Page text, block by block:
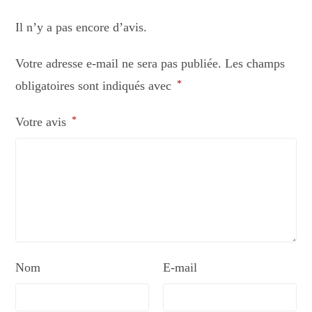
Il n’y a pas encore d’avis.
Votre adresse e-mail ne sera pas publiée. Les champs
obligatoires sont indiqués avec *
Votre avis *
Nom E-mail